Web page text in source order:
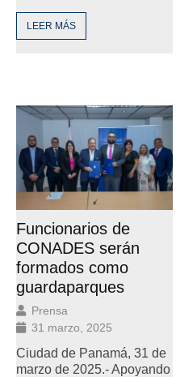
LEER MÁS
Funcionarios de
CONADES serán
formados como
guardaparques
Prensa
31 marzo, 2025
Ciudad de Panamá, 31 de
marzo de 2025.- Apoyando